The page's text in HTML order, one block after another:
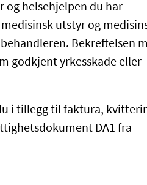
og helsehjelpen du har
utstyr og
Bekreftelsen
godkjent yrkesskade eller
i tillegg til faktura,
DA1 fra